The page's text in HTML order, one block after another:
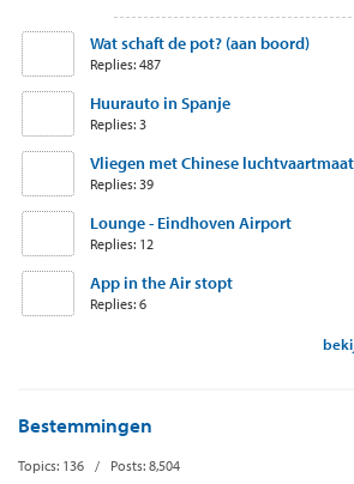
Wat schaft de pot? (aan boord)
Replies: 487
Huurauto in Spanje
Replies: 3
Vliegen met Chinese
Replies: 39
Lounge - Eindhoven Airport
Replies: 12
App in the Air stopt
Replies: 6
Bestemmingen
Topics: 136 / Posts: 8,504